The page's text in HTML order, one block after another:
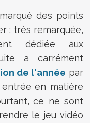
des points
: très remarquée,
dédiée aux
a carrément
de l'année par
en matière
ce ne sont
le jeu vidéo